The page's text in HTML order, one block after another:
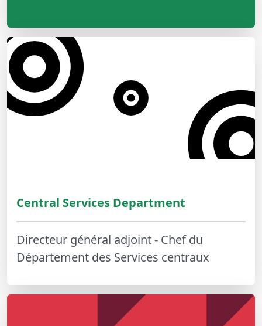
Central Services Department
Directeur général adjoint - Chef du
Département des Services centraux